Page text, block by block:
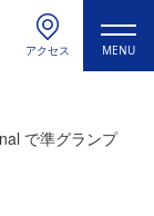
アクセス MENU
で準グランプ